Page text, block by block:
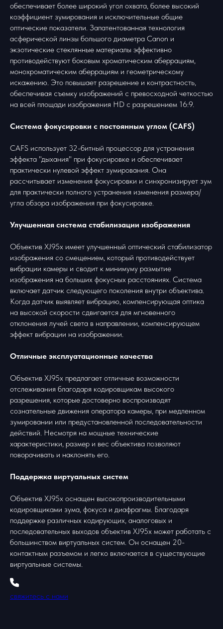
обеспечивает более широкий угол охвата, более высокий
коэффициент зумирования и исключительные общие
оптические показатели. Запатентованная технология
асферической линзы большого диаметра Canon и
экзотические стеклянные материалы эффективно
противодействуют боковым хроматическим аберрациям,
монохроматическим аберрациям и геометрическому
искажению. Это повышает разрешение и контрастность,
обеспечивая съемку изображений с превосходной четкостью
на всей площади изображения HD с разрешением 16:9.
Система фокусировки с постоянным углом (CAFS)
CAFS использует 32-битный процессор для устранения
эффекта "дыхания" при фокусировке и обеспечивает
практически нулевой эффект зумирования. Она
рассчитывает изменения фокусировки и синхронизирует зум
для практически полного устранения изменения размера/
угла обзора изображения при фокусировке.
Улучшенная система стабилизации изображения
Объектив XJ95x имеет улучшенный оптический стабилизатор
изображения со смещением, который противодействует
вибрации камеры и сводит к минимуму размытие
изображения на больших фокусных расстояниях. Система
включает датчик следующего поколения внутри объектива.
Когда датчик выявляет вибрацию, компенсирующая оптика
на высокой скорости сдвигается для мгновенного
отклонения лучей света в направлении, компенсирующем
эффект вибрации на изображении.
Отличные эксплуатационные качества
Объектив XJ95x предлагает отличные возможности
отслеживания благодаря кодировщикам высокого
разрешения, которые достоверно воспроизводят
сознательные движения оператора камеры, при медленном
зумировании или предустановленной последовательности
действий. Несмотря на мощные технические
характеристики, размер и вес объектива позволяют
поворачивать и наклонять его.
Поддержка виртуальных систем
Объектив XJ95x оснащен высокопроизводительными
кодировщиками зума, фокуса и диафрагмы. Благодаря
поддержке различных кодирующих, аналоговых и
последовательных выходов объектив XJ95x может работать с
большинством виртуальных систем. Он оснащен 20-
контактным разъемом и легко включается в существующие
виртуальные системы.
свяжитесь с нами